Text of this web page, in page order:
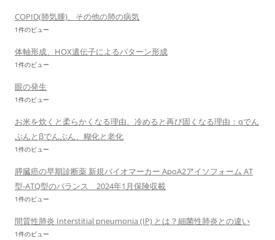
COPID(肺気腫)、その他の肺の病気
1件のビュー
体軸形成、HOX遺伝子によるパターン形成
1件のビュー
眼の発生
1件のビュー
お米を炊くと柔らかくなる理由、冷めると再び固くなる理由：αでん
ぷんとβでんぷん、糊化と老化
1件のビュー
膵臓癌の早期診断薬 新規バイオマーカー ApoA2アイソフォーム AT
型-ATQ型のバランス 2024年1月保険収載
1件のビュー
間質性肺炎 Interstitial pneumonia (IP) とは？細菌性肺炎との違い
1件のビュー